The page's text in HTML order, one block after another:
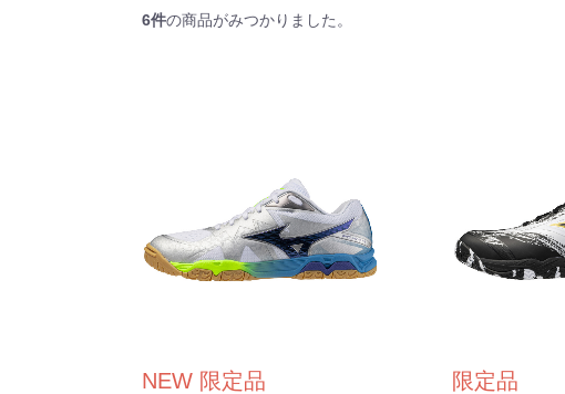
6件の商品がみつかりました。
NEW 限定品 限定品